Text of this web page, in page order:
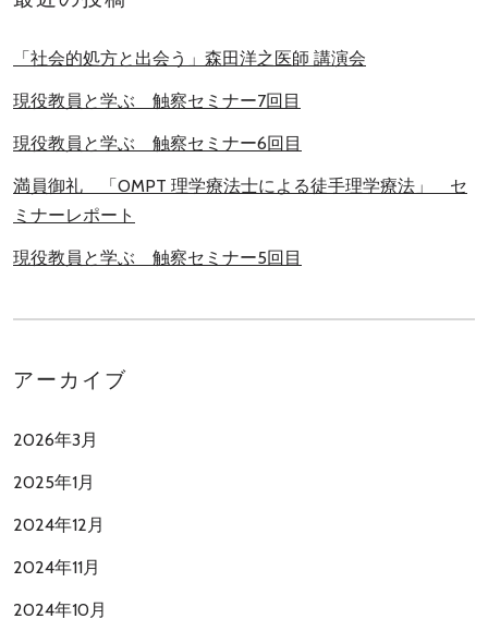
「社会的処方と出会う」森田洋之医師 講演会
現役教員と学ぶ 触察セミナー7回目
現役教員と学ぶ 触察セミナー6回目
満員御礼 「OMPT 理学療法士による徒手理学療法」 セ
ミナーレポート
現役教員と学ぶ 触察セミナー5回目
アーカイブ
2026年3月
2025年1月
2024年12月
2024年11月
2024年10月